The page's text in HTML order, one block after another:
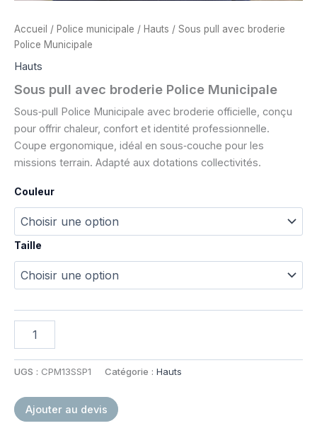
Accueil / Police municipale / Hauts / Sous pull avec broderie
Police Municipale
Hauts
Sous pull avec broderie Police Municipale
Sous‑pull Police Municipale avec broderie officielle, conçu
pour offrir chaleur, confort et identité professionnelle.
Coupe ergonomique, idéal en sous‑couche pour les
missions terrain. Adapté aux dotations collectivités.
Couleur
Taille
pull
broderie
Police
Municipale
UGS : CPM13SSP1 Catégorie : Hauts
Ajouter au devis